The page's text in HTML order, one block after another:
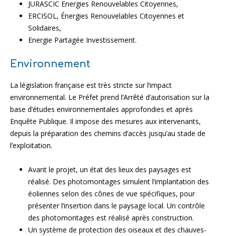
JURASCIC Energies Renouvelables Citoyennes,
ERCISOL, Énergies Renouvelables Citoyennes et
Solidaires,
Energie Partagée Investissement.
Environnement
La législation française est très stricte sur l’impact
environnemental. Le Préfet prend l’Arrêté d’autorisation sur la
base d’études environnementales approfondies et après
Enquête Publique. Il impose des mesures aux intervenants,
depuis la préparation des chemins d’accès jusqu’au stade de
l’exploitation.
Avant le projet, un état des lieux des paysages est
réalisé. Des photomontages simulent l’implantation des
éoliennes selon des cônes de vue spécifiques, pour
présenter l’insertion dans le paysage local. Un contrôle
des photomontages est réalisé après construction.
Un système de protection des oiseaux et des chauves-